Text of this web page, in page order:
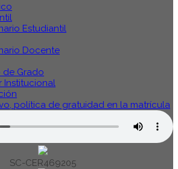
Estudiantil
Docente
de Grado
Institucional
política de gratuidad en la matrícula
SC-CER469205